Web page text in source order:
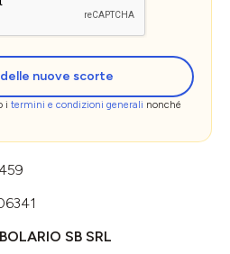
nuove scorte
i termini e condizioni generali nonché
SB SRL